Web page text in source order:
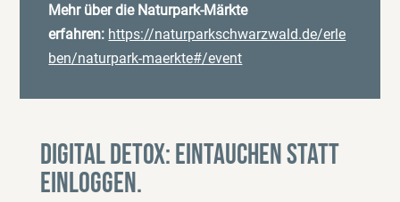
Mehr über die Naturpark-Märkte
erfahren: https://naturparkschwarzwald.de/erle
ben/naturpark-maerkte#/event
Digital Detox: Eintauchen statt
Einloggen.